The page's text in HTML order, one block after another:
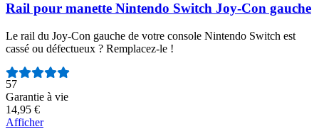
Rail pour manette Nintendo Switch Joy-Con gauche
Le rail du Joy-Con gauche de votre console Nintendo Switch est
cassé ou défectueux ? Remplacez-le !
Nombre d'avis :
57
Garantie à vie
14,95 €
Afficher